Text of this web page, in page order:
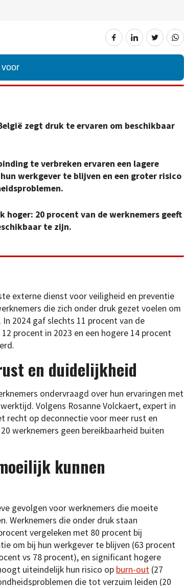
zegt druk te ervaren om beschikbaar
te verbreken ervaren een lagere
werkgever te blijven en een groter risico
20 procent van de werknemers geeft
te zijn.
externe dienst voor veiligheid en preventie
die zich onder druk gezet voelen om
2024 gaf slechts 11 procent van de
procent in 2023 en een hogere 14 procent
en duidelijkheid
ondervraagd over hun ervaringen met
Volgens Rosanne Volckaert, expert in
recht op deconnectie voor meer rust en
werknemers geen bereikbaarheid buiten
kunnen
gevolgen voor werknemers die moeite
Werknemers die onder druk staan
vergeleken met 80 procent bij
om bij hun werkgever te blijven (63 procent
vs 78 procent), en significant hogere
uiteindelijk hun risico op burn-out (27
die tot verzuim leiden (20